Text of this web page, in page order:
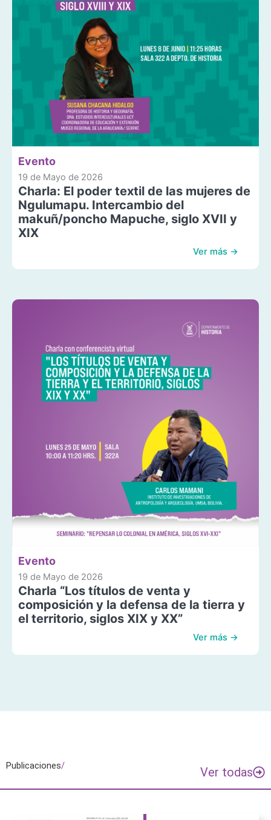
Evento
19 de Mayo de 2026
Charla: El poder textil de las mujeres de
Ngulumapu. Intercambio del
makuñ/poncho Mapuche, siglo XVII y
XIX
Ver más →
Evento
19 de Mayo de 2026
Charla “Los títulos de venta y
composición y la defensa de la tierra y
el territorio, siglos XIX y XX”
Ver más →
Publicaciones/ Ver todas